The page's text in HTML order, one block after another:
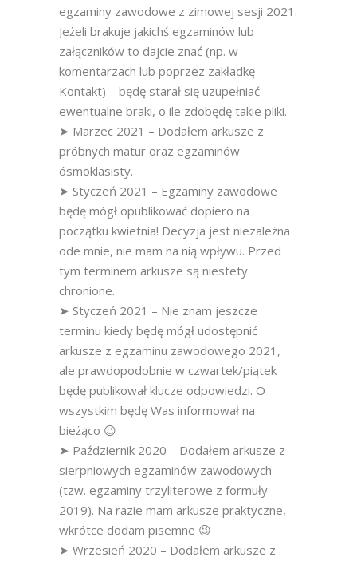
egzaminy zawodowe z zimowej sesji 2021.
Jeżeli brakuje jakichś egzaminów lub
załączników to dajcie znać (np. w
komentarzach lub poprzez zakładkę
Kontakt) – będę starał się uzupełniać
ewentualne braki, o ile zdobędę takie pliki.
➤ Marzec 2021 – Dodałem arkusze z
próbnych matur oraz egzaminów
ósmoklasisty.
➤ Styczeń 2021 – Egzaminy zawodowe
będę mógł opublikować dopiero na
początku kwietnia! Decyzja jest niezależna
ode mnie, nie mam na nią wpływu. Przed
tym terminem arkusze są niestety
chronione.
➤ Styczeń 2021 – Nie znam jeszcze
terminu kiedy będę mógł udostępnić
arkusze z egzaminu zawodowego 2021,
ale prawdopodobnie w czwartek/piątek
będę publikował klucze odpowiedzi. O
wszystkim będę Was informował na
bieżąco 😉
➤ Październik 2020 – Dodałem arkusze z
sierpniowych egzaminów zawodowych
(tzw. egzaminy trzyliterowe z formuły
2019). Na razie mam arkusze praktyczne,
wkrótce dodam pisemne 😉
➤ Wrzesień 2020 – Dodałem arkusze z